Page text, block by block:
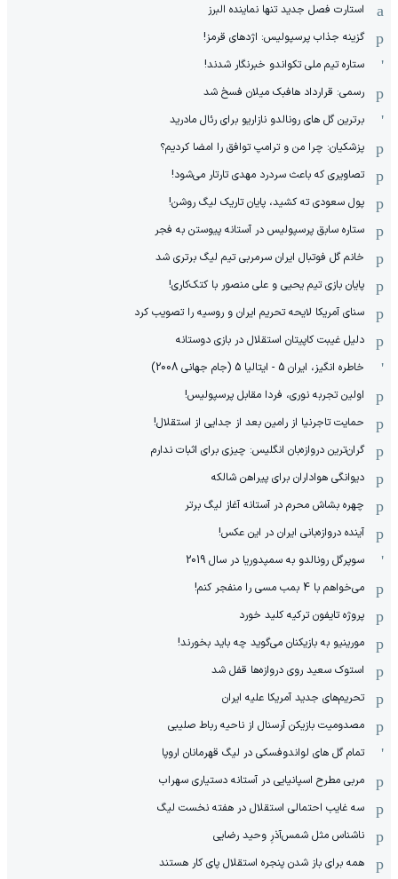
استارت فصل جدید تنها نماینده البرز
گزینه جذاب پرسپولیس: اژدهای قرمز!
ستاره تیم ملی تکواندو خبرنگار شدند!
رسمی: قرارداد هافبک میلان فسخ شد
برترین گل های رونالدو نازاریو برای رئال مادرید
پزشکیان: چرا من و ترامپ توافق را امضا کردیم؟
تصاویری که باعث سردرد مهدی تارتار می‌شود!
پول سعودی ته کشید، پایان تاریک لیگ روشن!
ستاره سابق پرسپولیس در آستانه پیوستن به فجر
خانم گل فوتبال ایران سرمربی تیم لیگ برتری شد
پایان بازی تیم یحیی و علی منصور با کتک‌کاری!
سنای آمریکا لایحه تحریم ایران و روسیه را تصویب کرد
دلیل غیبت کاپیتان استقلال در بازی دوستانه
خاطره انگیز، ایران 5 - ایتالیا 5 (جام جهانی 2008)
اولین تجربه نوری، فردا مقابل پرسپولیس!
حمایت تاجرنیا از رامین بعد از جدایی از استقلال!
گران‌ترین دروازه‌بان انگلیس: چیزی برای اثبات ندارم
دیوانگی هواداران برای پیراهن شالکه
چهره بشاش محرم در آستانه آغاز لیگ برتر
آینده دروازه‌بانی ایران در این عکس!
سوپرگل رونالدو به سمپدوریا در سال 2019
می‌خواهم با 4 بمب مسی را منفجر کنم!
پروژه تایفون ترکیه کلید خورد
مورینیو به بازیکنان می‌گوید چه باید بخورند!
استوک سعید روی دروازه‌ها قفل شد
تحریم‌های جدید آمریکا علیه ایران
مصدومیت بازیکن آرسنال از ناحیه رباط صلیبی
تمام گل های لواندوفسکی در لیگ قهرمانان اروپا
مربی مطرح اسپانیایی در آستانه دستیاری سهراب
سه غایب احتمالی استقلال در هفته نخست لیگ
ناشناس مثل شمس‌آذرِ وحید رضایی
همه برای باز شدن پنجره استقلال پای کار هستند